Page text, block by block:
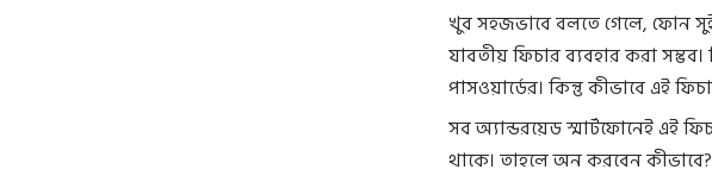
খুব সহজভাবে বলতে গেলে, ফোন
যাবতীয় ফিচার ব্যবহার করা
পাসওয়ার্ডের। কিন্তু কীভাবে এই
সব অ্যান্ডরয়েড স্মার্টফোনেই এই
থাকে। তাহলে অন করবেন কীভাবে?